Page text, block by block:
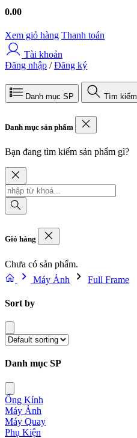
0.00
Xem giỏ hàng Thanh toán
Tài khoản
Đăng nhập / Đăng ký
Danh mục SP Tìm kiếm
Danh mục sản phẩm
Bạn đang tìm kiếm sản phẩm gì?
Giỏ hàng
Chưa có sản phẩm.
Máy Ảnh
Full Frame
Sort by
Danh mục SP
Ống Kính
Máy Ảnh
Máy Quay
Phụ Kiện